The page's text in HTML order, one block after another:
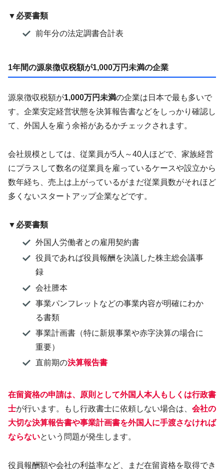
▼必要書類
前年分の法定調書合計表
1年間の源泉徴収税額が1,000万円未満の企業
源泉徴収税額が1,000万円未満の企業は日本で最も多いで
す。企業安定経営状態を決算報告書などをしっかり確認し
て、外国人を雇う余裕があるかチェックされます。
会社規模としては、従業員が5人～40人ほどで、家族経営
にプラスして数名の従業員を雇っているケースや設立から
数年経ち、売上は上がっているがまだ従業員数がそれほど
多くないスタートアップ企業などです。
▼必要書類
外国人労働者との雇用契約書
役員であれば役員報酬を決議した株主総会議事
録
会社謄本
事業パンフレットなどの事業内容が明確にわか
る書類
事業計画書（特に新規事業や赤字決算の場合に
重要）
直前期の決算報告書
在留資格の申請は、原則として外国人本人もしくは行政書
士が行います。もし行政書士に依頼しない場合は、 会社の
大切な決算報告書や事業計画書を外国人に手渡さなければ
ならないという問題が発生します。
役員報酬額や会社の利益率など、まだ在留資格を取得でき